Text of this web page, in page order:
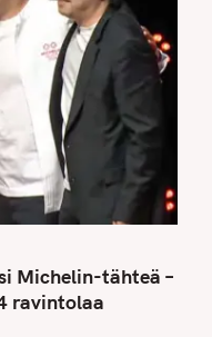
Michelin-tähteä –
ravintolaa